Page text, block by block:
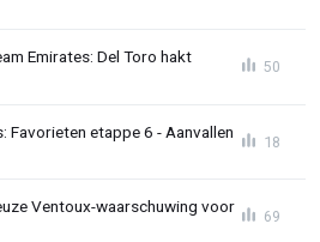
Emirates: Del Toro hakt
50
Favorieten etappe 6 - Aanvallen
18
Ventoux-waarschuwing voor
69